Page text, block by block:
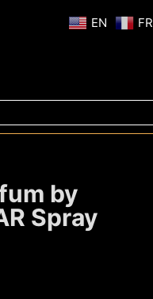
by
Spray
EN FR